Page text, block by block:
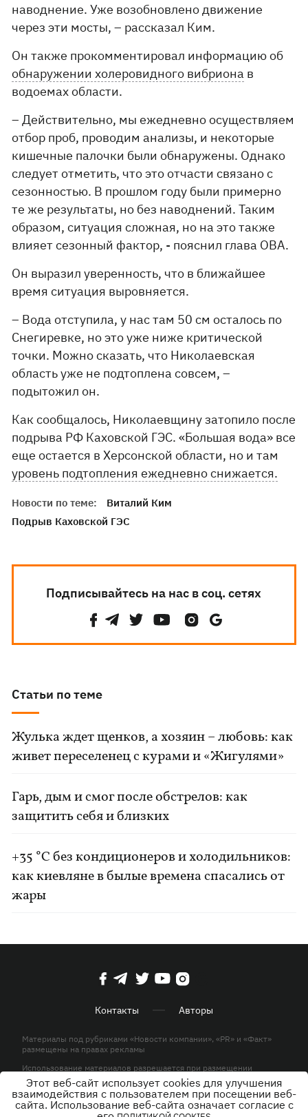
наводнение. Уже возобновлено движение
через эти мосты, – рассказал Ким.
Он также прокомментировал информацию об
обнаружении холеровидного вибриона в
водоемах области.
– Действительно, мы ежедневно осуществляем
отбор проб, проводим анализы, и некоторые
кишечные палочки были обнаружены. Однако
следует отметить, что это отчасти связано с
сезонностью. В прошлом году были примерно
те же результаты, но без наводнений. Таким
образом, ситуация сложная, но на это также
влияет сезонный фактор, - пояснил глава ОВА.
Он выразил уверенность, что в ближайшее
время ситуация выровняется.
– Вода отступила, у нас там 50 см осталось по
Снегиревке, но это уже ниже критической
точки. Можно сказать, что Николаевская
область уже не подтоплена совсем, –
подытожил он.
Как сообщалось, Николаевщину затопило после
подрыва РФ Каховской ГЭС. «Большая вода» все
еще остается в Херсонской области, но и там
уровень подтопления ежедневно снижается.
Новости по теме:
Виталий Ким
Подрыв Каховской ГЭС
Подписывайтесь на нас в соц. сетях
Статьи по теме
Жулька ждет щенков, а хозяин – любовь: как
живет переселенец с курами и «Жигулями»
Гарь, дым и смог после обстрелов: как
защитить себя и близких
+35 °C без кондиционеров и холодильников:
как киевляне в былые времена спасались от
жары
Контакты Авторы
Материалы под рубриками «Новости компании», «PR» и «Факт»
размещены на правах рекламы
Использование материалов разрешается при размещении
активной гиперссылки на KP.UA в первом абзаце.
© ООО «ЮЛАВ МЕДИА»,2026. Все права защищены.
Этот веб-сайт использует cookies для улучшения
взаимодействия с пользователем при посещении веб-
сайта. Использование веб-сайта означает согласие с